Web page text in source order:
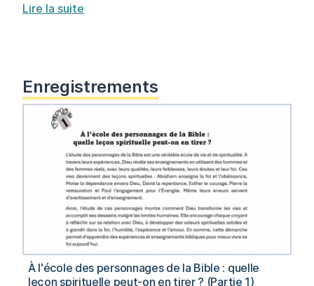
Lire la suite
Enregistrements
À l'école des personnages de la Bible : quelle
leçon spirituelle peut-on en tirer ? (Partie 1)